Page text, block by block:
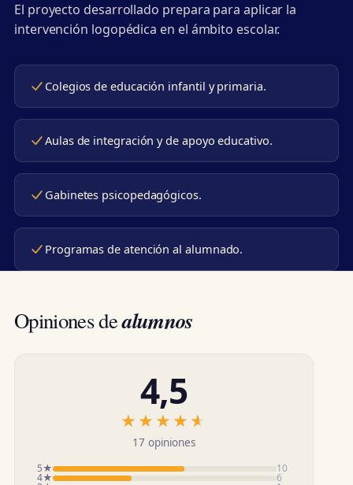
El proyecto desarrollado prepara para aplicar la
intervención logopédica en el ámbito escolar.
Colegios de educación infantil y primaria.
Aulas de integración y de apoyo educativo.
Gabinetes psicopedagógicos.
Programas de atención al alumnado.
Opiniones dealumnos
4,5
★★★★★
★★★★★
17 opiniones
5★ 10
4★ 6